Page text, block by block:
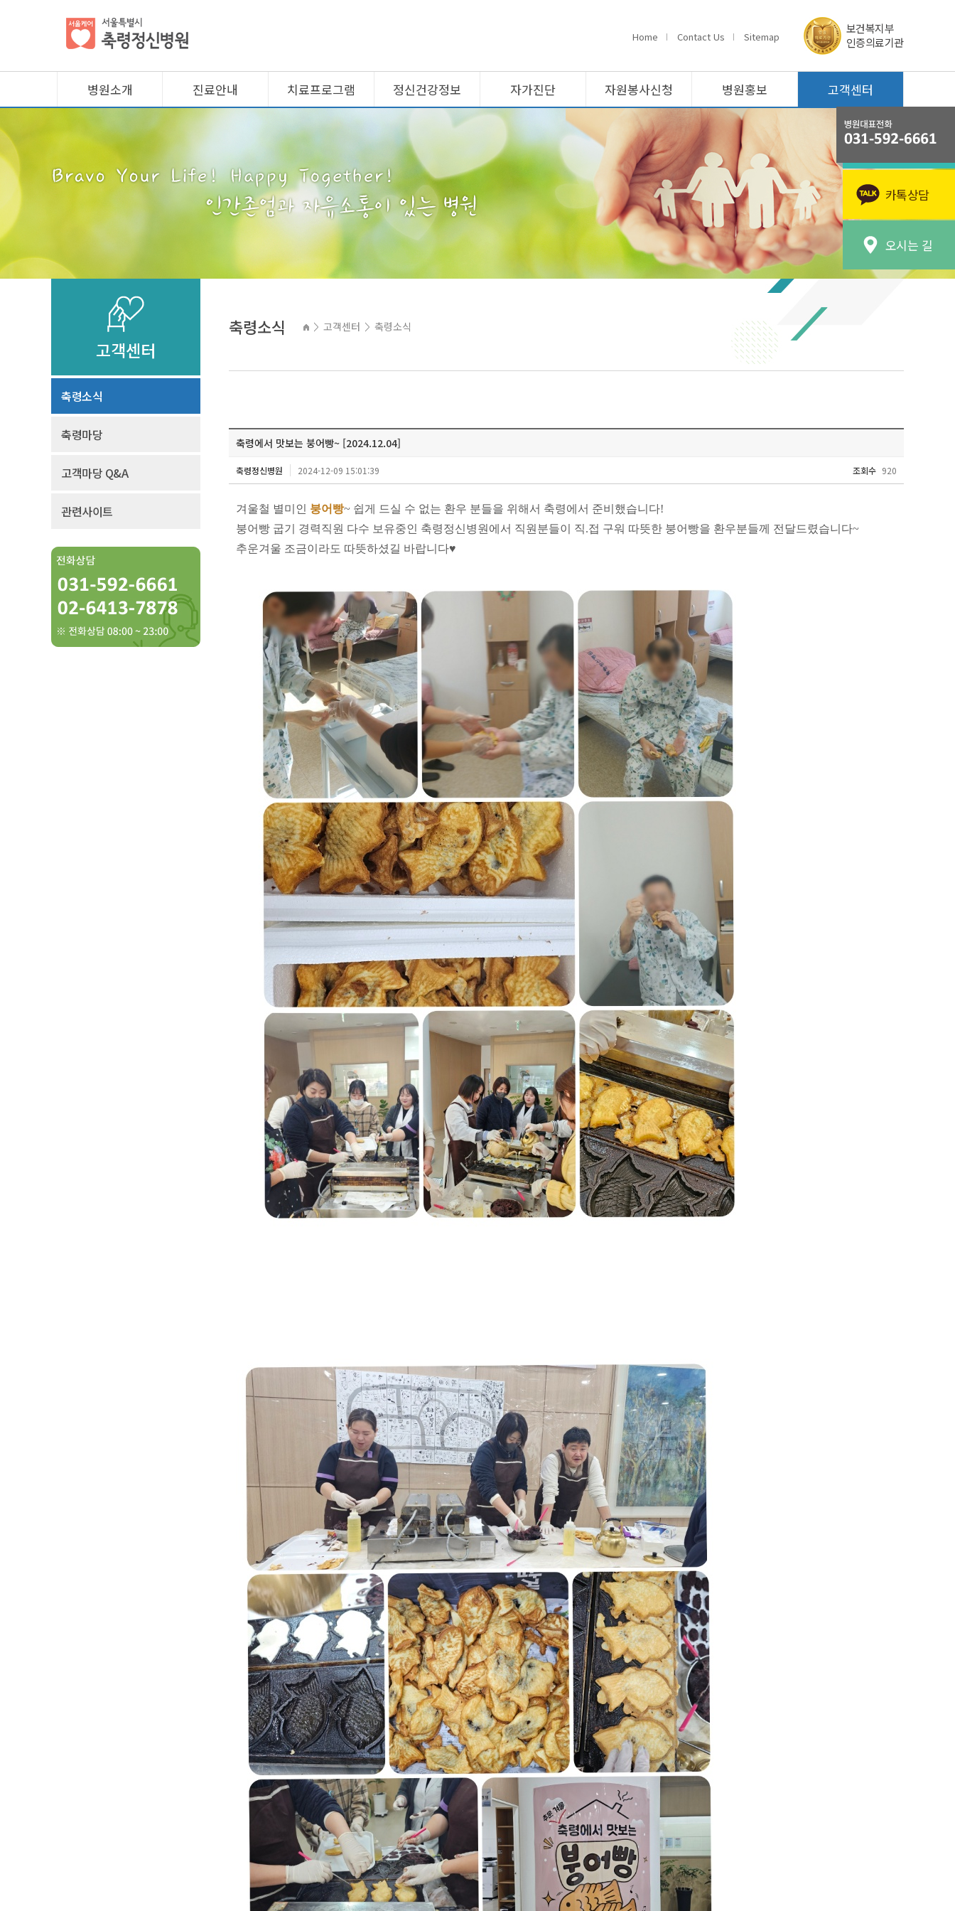
Home Contact Us Sitemap
보건복지부
인증의료기관
병원소개 진료안내 치료프로그램 정신건강정보 자가진단 자원봉사신청 병원홍보 고객센터
고객센터
축령소식
축령마당
고객마당 Q&A
관련사이트
축령소식 > 고객센터 > 축령소식
축령에서 맛보는 붕어빵~ [2024.12.04]
축령정신병원 2024-12-09 15:01:39 조회수 920
겨울철 별미인 붕어빵~ 쉽게 드실 수 없는 환우 분들을 위해서 축령에서 준비했습니다!
붕어빵 굽기 경력직원 다수 보유중인 축령정신병원에서 직원분들이 직.접 구워 따뜻한 붕어빵을 환우분들께 전달드렸습니다~
추운겨울 조금이라도 따뜻하셨길 바랍니다♥
카톡상담
오시는 길